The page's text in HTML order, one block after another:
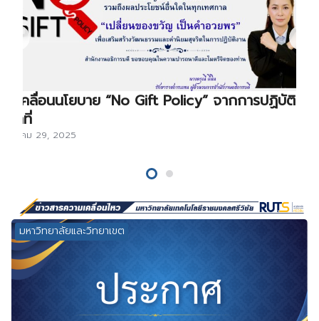
ขับเคลื่อนนโยบาย “No Gift Policy” จากการปฏิบัติ
หน้าที่
ธันวาคม 29, 2025
มหาวิทยาลัยและวิทยาเขต